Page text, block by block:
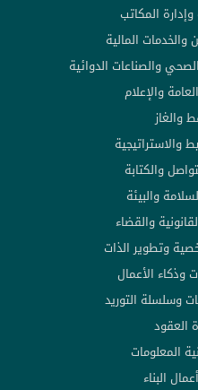
المكاتب
والخدمات المالية
والصناعات الدوائية
والإعلام
والغاز
والاستراتيجية
والكتابة
والبيئة
والقضاء
وتطوير الذات
وذكاء الأعمال
وسلسلة التوريد
العقود
المعلومات
البناء